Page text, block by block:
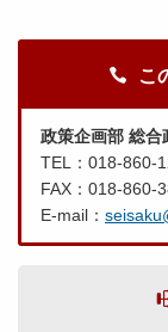
こ
政策企画部 総合
TEL：018-860-
FAX：018-860-
E-mail：